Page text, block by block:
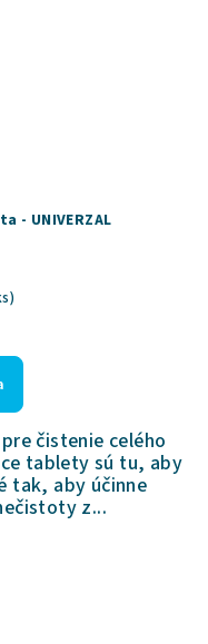
- UNIVERZAL
čistenie celého
tablety sú tu, aby
tak, aby účinne
z...